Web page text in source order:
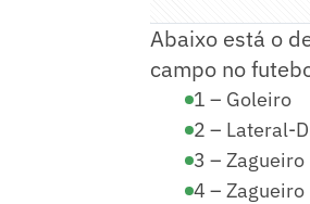
Abaixo está o
campo no
1 – Goleiro
2 – Lateral-
3 – Zagueiro
4 – Zagueiro